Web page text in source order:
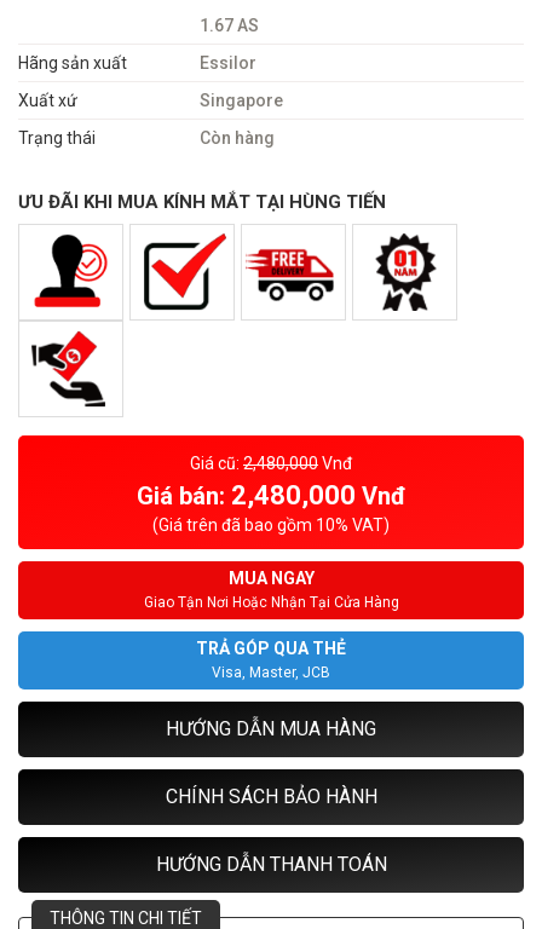
1.67 AS
Hãng sản xuất
Essilor
Xuất xứ
Singapore
Trạng thái
Còn hàng
ƯU ĐÃI KHI MUA KÍNH MẮT TẠI HÙNG TIẾN
Giá cũ: 2,480,000Vnđ
Giá bán: 2,480,000 Vnđ
(Giá trên đã bao gồm 10% VAT)
MUA NGAY
Giao Tận Nơi Hoặc Nhận Tại Cửa Hàng
TRẢ GÓP QUA THẺ
Visa, Master, JCB
HƯỚNG DẪN MUA HÀNG
CHÍNH SÁCH BẢO HÀNH
HƯỚNG DẪN THANH TOÁN
THÔNG TIN CHI TIẾT